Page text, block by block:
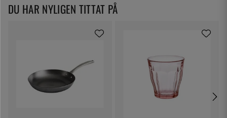
DU HAR NYLIGEN TITTAT PÅ